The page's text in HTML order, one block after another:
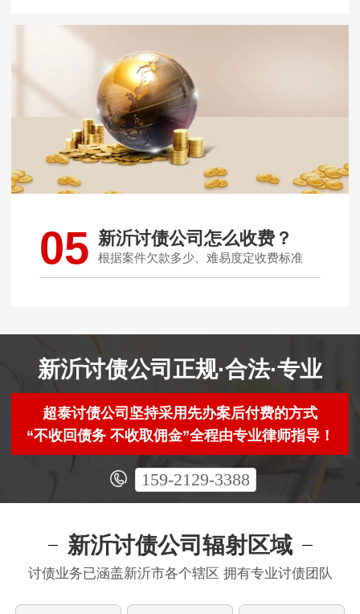
05 新沂讨债公司怎么收费？
根据案件欠款多少、难易度定收费标准
新沂讨债公司正规·合法·专业
超泰讨债公司坚持采用先办案后付费的方式
“不收回债务 不收取佣金”全程由专业律师指导！
159-2129-3388
新沂讨债公司辐射区域
讨债业务已涵盖新沂市各个辖区 拥有专业讨债团队